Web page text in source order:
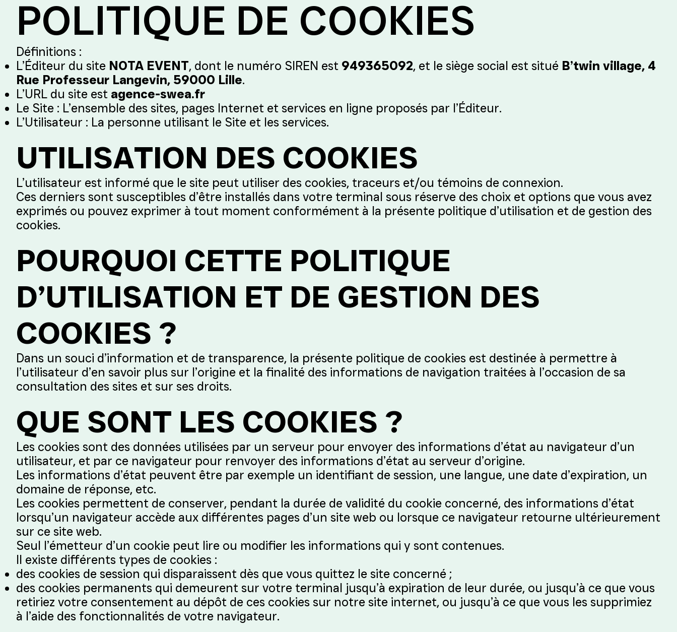
POLITIQUE DE COOKIES
Définitions :
L’Éditeur du site NOTA EVENT, dont le numéro SIREN est 949365092, et le siège social est situé B’twin village, 4
Rue Professeur Langevin, 59000 Lille.
L’URL du site est agence-swea.fr
Le Site : L’ensemble des sites, pages Internet et services en ligne proposés par l’Éditeur.
L’Utilisateur : La personne utilisant le Site et les services.
UTILISATION DES COOKIES
L’utilisateur est informé que le site peut utiliser des cookies, traceurs et/ou témoins de connexion.
Ces derniers sont susceptibles d’être installés dans votre terminal sous réserve des choix et options que vous avez
exprimés ou pouvez exprimer à tout moment conformément à la présente politique d’utilisation et de gestion des
cookies.
POURQUOI CETTE POLITIQUE
D’UTILISATION ET DE GESTION DES
COOKIES ?
Dans un souci d’information et de transparence, la présente politique de cookies est destinée à permettre à
l’utilisateur d’en savoir plus sur l’origine et la finalité des informations de navigation traitées à l’occasion de sa
consultation des sites et sur ses droits.
QUE SONT LES COOKIES ?
Les cookies sont des données utilisées par un serveur pour envoyer des informations d’état au navigateur d’un
utilisateur, et par ce navigateur pour renvoyer des informations d’état au serveur d’origine.
Les informations d’état peuvent être par exemple un identifiant de session, une langue, une date d’expiration, un
domaine de réponse, etc.
Les cookies permettent de conserver, pendant la durée de validité du cookie concerné, des informations d’état
lorsqu’un navigateur accède aux différentes pages d’un site web ou lorsque ce navigateur retourne ultérieurement
sur ce site web.
Seul l’émetteur d’un cookie peut lire ou modifier les informations qui y sont contenues.
Il existe différents types de cookies :
des cookies de session qui disparaissent dès que vous quittez le site concerné ;
des cookies permanents qui demeurent sur votre terminal jusqu’à expiration de leur durée, ou jusqu’à ce que vous
retiriez votre consentement au dépôt de ces cookies sur notre site internet, ou jusqu’à ce que vous les supprimiez
à l’aide des fonctionnalités de votre navigateur.